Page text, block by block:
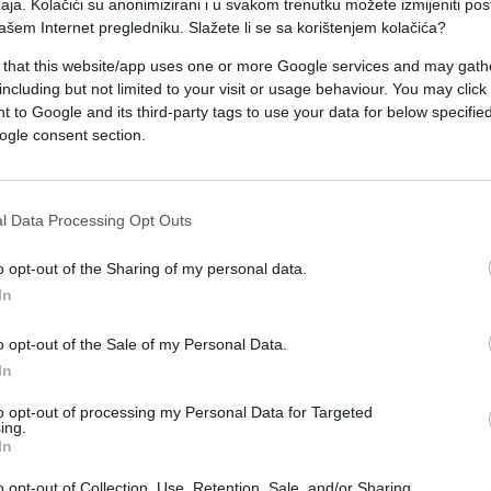
Kolačići su anonimizirani i u svakom trenutku možete izmijeniti
Internet pregledniku. Slažete li se sa korištenjem kolačića?
that this website/app uses one or more Google services and may
but not limited to your visit or usage behaviour. You may
to Google and its third-party tags to use your data for below
consent section.
Data Processing Opt Outs
opt-out of the Sharing of my personal data.
opt-out of the Sale of my Personal Data.
opt-out of processing my Personal Data for Targeted
mnoge stvari mogle bi postati jasnije.
s istinom koja izlazi na vidjelo.
odnose i osobe kojima su vjerovali. Vage
dok bi Ribe mogle otkriti motive ljudi iz svog
ostati smiren i ne donositi zaključke na
strpljenje bi moglo donijeti ključni detalj koji